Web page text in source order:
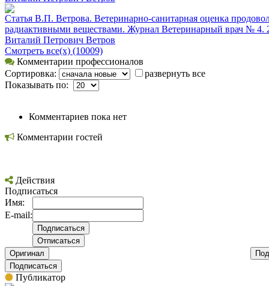
Статья В.П. Ветрова. Ветеринарно-санитарная оценка
радиактивными веществами. Журнал Ветеринарный врач № 4.
Виталий Петрович Ветров
Смотреть все(х) (10009)
Комментарии профессионалов
Сортировка:
развернуть все
Показывать по:
Комментариев пока нет
Комментарии гостей
Действия
Подписаться
Имя:
E-mail:
Оригинал
Подписаться
Публикатор